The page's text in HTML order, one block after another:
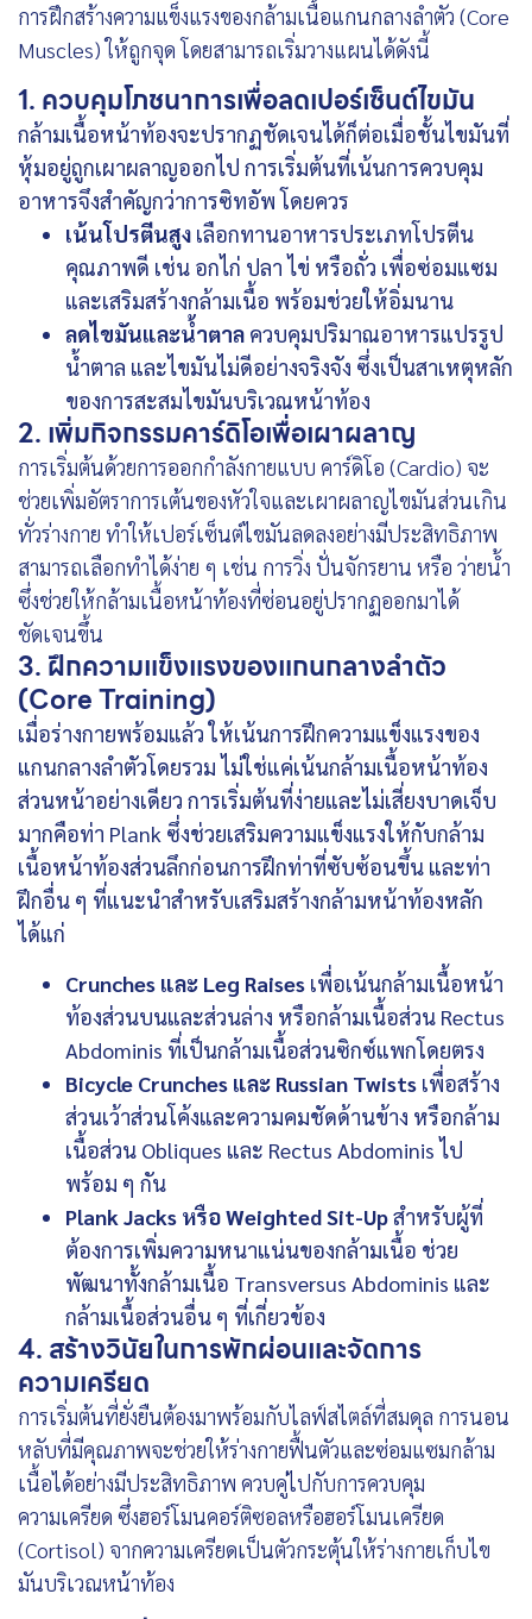
การฝึกสร้างความแข็งแรงของกล้ามเนื้อแกนกลางลำตัว (Core
Muscles) ให้ถูกจุด โดยสามารถเริ่มวางแผนได้ดังนี้
1. ควบคุมโภชนาการเพื่อลดเปอร์เซ็นต์ไขมัน
กล้ามเนื้อหน้าท้องจะปรากฏชัดเจนได้ก็ต่อเมื่อชั้นไขมันที่
หุ้มอยู่ถูกเผาผลาญออกไป การเริ่มต้นที่เน้นการควบคุม
อาหารจึงสำคัญกว่าการซิทอัพ โดยควร
เน้นโปรตีนสูง เลือกทานอาหารประเภทโปรตีน
คุณภาพดี เช่น อกไก่ ปลา ไข่ หรือถั่ว เพื่อซ่อมแซม
และเสริมสร้างกล้ามเนื้อ พร้อมช่วยให้อิ่มนาน
ลดไขมันและน้ำตาล ควบคุมปริมาณอาหารแปรรูป
น้ำตาล และไขมันไม่ดีอย่างจริงจัง ซึ่งเป็นสาเหตุหลัก
ของการสะสมไขมันบริเวณหน้าท้อง
2. เพิ่มกิจกรรมคาร์ดิโอเพื่อเผาผลาญ
การเริ่มต้นด้วยการออกกำลังกายแบบ คาร์ดิโอ (Cardio) จะ
ช่วยเพิ่มอัตราการเต้นของหัวใจและเผาผลาญไขมันส่วนเกิน
ทั่วร่างกาย ทำให้เปอร์เซ็นต์ไขมันลดลงอย่างมีประสิทธิภาพ
สามารถเลือกทำได้ง่าย ๆ เช่น การวิ่ง ปั่นจักรยาน หรือ ว่ายน้ำ
ซึ่งช่วยให้กล้ามเนื้อหน้าท้องที่ซ่อนอยู่ปรากฏออกมาได้
ชัดเจนขึ้น
3. ฝึกความแข็งแรงของแกนกลางลำตัว
(Core Training)
เมื่อร่างกายพร้อมแล้ว ให้เน้นการฝึกความแข็งแรงของ
แกนกลางลำตัวโดยรวม ไม่ใช่แค่เน้นกล้ามเนื้อหน้าท้อง
ส่วนหน้าอย่างเดียว การเริ่มต้นที่ง่ายและไม่เสี่ยงบาดเจ็บ
มากคือท่า Plank ซึ่งช่วยเสริมความแข็งแรงให้กับกล้าม
เนื้อหน้าท้องส่วนลึกก่อนการฝึกท่าที่ซับซ้อนขึ้น และท่า
ฝึกอื่น ๆ ที่แนะนำสำหรับเสริมสร้างกล้ามหน้าท้องหลัก
ได้แก่
Crunches และ Leg Raises เพื่อเน้นกล้ามเนื้อหน้า
ท้องส่วนบนและส่วนล่าง หรือกล้ามเนื้อส่วน Rectus
Abdominis ที่เป็นกล้ามเนื้อส่วนซิกซ์แพกโดยตรง
Bicycle Crunches และ Russian Twists เพื่อสร้าง
ส่วนเว้าส่วนโค้งและความคมชัดด้านข้าง หรือกล้าม
เนื้อส่วน Obliques และ Rectus Abdominis ไป
พร้อม ๆ กัน
Plank Jacks หรือ Weighted Sit-Upสำหรับผู้ที่
ต้องการเพิ่มความหนาแน่นของกล้ามเนื้อ ช่วย
พัฒนาทั้งกล้ามเนื้อ Transversus Abdominis และ
กล้ามเนื้อส่วนอื่น ๆ ที่เกี่ยวข้อง
4. สร้างวินัยในการพักผ่อนและจัดการ
ความเครียด
การเริ่มต้นที่ยั่งยืนต้องมาพร้อมกับไลฟ์สไตล์ที่สมดุล การนอน
หลับที่มีคุณภาพจะช่วยให้ร่างกายฟื้นตัวและซ่อมแซมกล้าม
เนื้อได้อย่างมีประสิทธิภาพ ควบคู่ไปกับการควบคุม
ความเครียด ซึ่งฮอร์โมนคอร์ติซอลหรือฮอร์โมนเครียด
(Cortisol) จากความเครียดเป็นตัวกระตุ้นให้ร่างกายเก็บไข
มันบริเวณหน้าท้อง